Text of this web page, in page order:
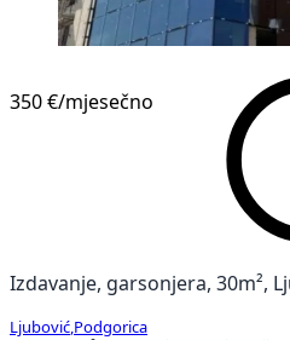
350 €/mjesečno
Izdavanje, garsonjera, 30m²,
Ljubović Podgorica